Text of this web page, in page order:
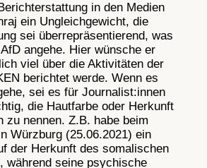
in den Medien
ein Ungleichgewicht, die
sei überrepräsentierend, was
angehe. Hier wünsche er
viel über die Aktivitäten der
berichtet werde. Wenn es
sei es für Journalist:innen
die Hautfarbe oder Herkunft
zu nennen. Z.B. habe beim
Würzburg (25.06.2021) ein
der Herkunft des somalischen
während seine psychische